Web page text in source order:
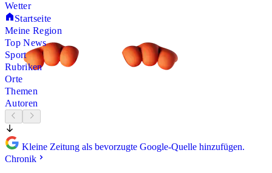
Wetter
Startseite
Meine Region
Top News
Sport
Rubriken
Orte
Themen
Autoren
Kleine Zeitung als bevorzugte Google-Quelle hinzufügen.
Chronik